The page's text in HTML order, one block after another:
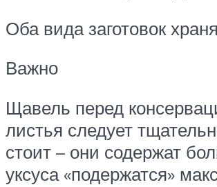
Оба вида заготовок
Важно
Щавель перед
листья следует
стоит – они содержат
уксуса «подержатся»